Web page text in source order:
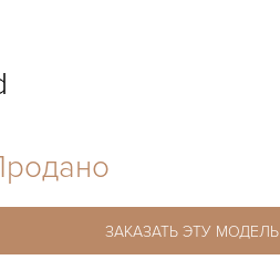
ЗАКАЗАТЬ ЭТУ МОДЕЛЬ